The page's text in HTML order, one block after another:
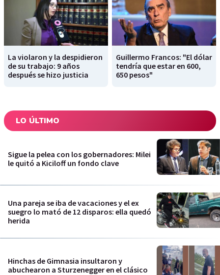
La violaron y la despidieron
de su trabajo: 9 años
después se hizo justicia
Guillermo Francos: "El dólar
tendría que estar en 600,
650 pesos"
LO ÚLTIMO
Sigue la pelea con los gobernadores: Milei
le quitó a Kiciloff un fondo clave
Una pareja se iba de vacaciones y el ex
suegro lo mató de 12 disparos: ella quedó
herida
Hinchas de Gimnasia insultaron y
abuchearon a Sturzenegger en el clásico